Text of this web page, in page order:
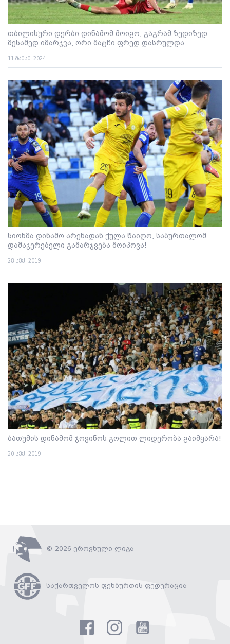
თბილისური დერბი დინამომ მოიგო, გაგრამ ზედიზედ
მესამედ იმარჯვა, ორი მატჩი ფრედ დასრულდა
11 მაისი. 2024
სიონმა დინამო არენადან ქულა წაიღო, საბურთალომ
დამაჯერებელი გამარჯვება მოიპოვა!
28 სექ. 2019
ბათუმის დინამომ ჯოვინოს გოლით ლიდერობა გაიმყარა!
20 სექ. 2019
© 2026 ეროვნული ლიგა
საქართველოს ფეხბურთის ფედერაცია